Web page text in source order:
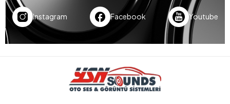
Instagram Facebook Youtube